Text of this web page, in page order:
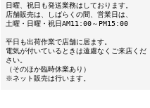
日曜、祝日も発送業務はしております。
店舗販売は、しばらくの間、営業日は、
土曜・日曜・祝日AM11:00～PM15:00
平日も出荷作業で店舗に居ます。
電気が付いているときは遠慮なくご来店くだ
さい。
（そのほか臨時休業あり）
※ネット販売は行います。